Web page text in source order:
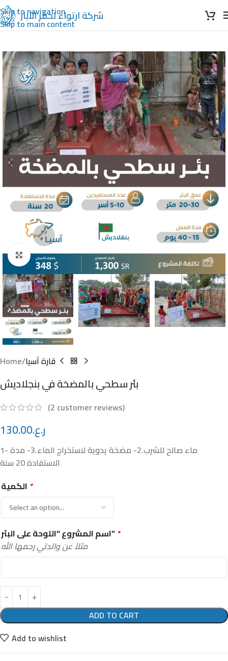
Skip to navigation
Skip to main content
شركة ارتواءلحفر الآبار
Click to enlarge
Home قارة آسيا
بئر سطحي بالمضخة في بنجلاديش
(2 customer reviews)
ر.ع.130.00
1- ماء صالح للشرب.2- مضخة يدوية لاستخراج الماء.3- مدة
الاستفادة 20 سنة
*
اسم المشروع “اللوحة على البئر”*
مثلاً عن والدتي رحمها الله
ADD TO CART
Add to wishlist